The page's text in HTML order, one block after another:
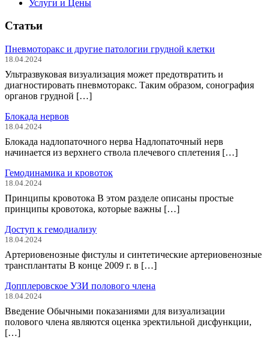
Услуги и Цены
Статьи
Пневмоторакс и другие патологии грудной клетки
18.04.2024
Ультразвуковая визуализация может предотвратить и
диагностировать пневмоторакс. Таким образом, сонография
органов грудной […]
Блокада нервов
18.04.2024
Блокада надлопаточного нерва Надлопаточный нерв
начинается из верхнего ствола плечевого сплетения […]
Гемодинамика и кровоток
18.04.2024
Принципы кровотока В этом разделе описаны простые
принципы кровотока, которые важны […]
Доступ к гемодиализу
18.04.2024
Артериовенозные фистулы и синтетические артериовенозные
трансплантаты В конце 2009 г. в […]
Допплеровское УЗИ полового члена
18.04.2024
Введение Обычными показаниями для визуализации
полового члена являются оценка эректильной дисфункции,
[…]